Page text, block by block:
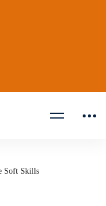
Soft Skills